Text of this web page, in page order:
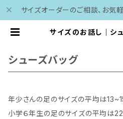
サイズオーダーのご相談、お気
サイズのお話し｜シ
シューズバッグ
年少さんの足のサイズの平均は
小学６年生の足のサイズの平均は